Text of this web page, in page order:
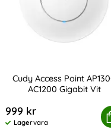
Cudy Access Point
AC1200 Gigabit Vit
999 kr
Tillgänglighet:
Lagervara
Cudy Access Point